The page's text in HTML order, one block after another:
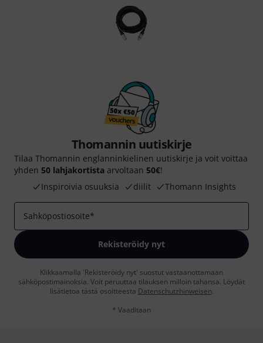
Thomannin uutiskirje
Tilaa Thomannin englanninkielinen uutiskirje ja voit voittaa
yhden 50 lahjakortista arvoltaan 50€!
Inspiroivia osuuksia
diilit Thomann Insights
Sahköpostiosoite*
Rekisteröidy nyt
Klikkaamalla 'Rekisteröidy nyt' suostut vastaanottamaan
sähköpostimainoksia. Voit peruuttaa tilauksen milloin tahansa. Löydät
lisätietoa tästä osoitteesta Datenschutzhinweisen.
* Vaaditaan